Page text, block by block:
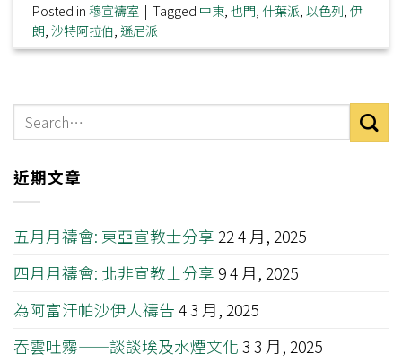
Posted in穆宣禱室 | Tagged 中東 ,也門 什葉派 ,以色列 ,伊
朗 ,沙特阿拉伯 ,遜尼派
近期文章
五月月禱會: 東亞宣教士分享 22 4 月, 2025
四月月禱會: 北非宣教士分享 9 4 月, 2025
為阿富汗帕沙伊人禱告 4 3 月, 2025
吞雲吐霧——談談埃及水煙文化 3 3 月, 2025